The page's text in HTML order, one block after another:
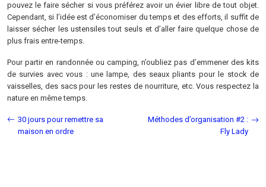
pouvez le faire sécher si vous préférez avoir un évier libre de tout objet.
Cependant, si l’idée est d’économiser du temps et des efforts, il suffit de
laisser sécher les ustensiles tout seuls et d’aller faire quelque chose de
plus frais entre-temps.
Pour partir en randonnée ou camping, n’oubliez pas d’emmener des kits
de survies avec vous : une lampe, des seaux pliants pour le stock de
vaisselles, des sacs pour les restes de nourriture, etc. Vous respectez la
nature en même temps.
30 jours pour remettre sa
maison en ordre
Méthodes d’organisation #2 :
Fly Lady